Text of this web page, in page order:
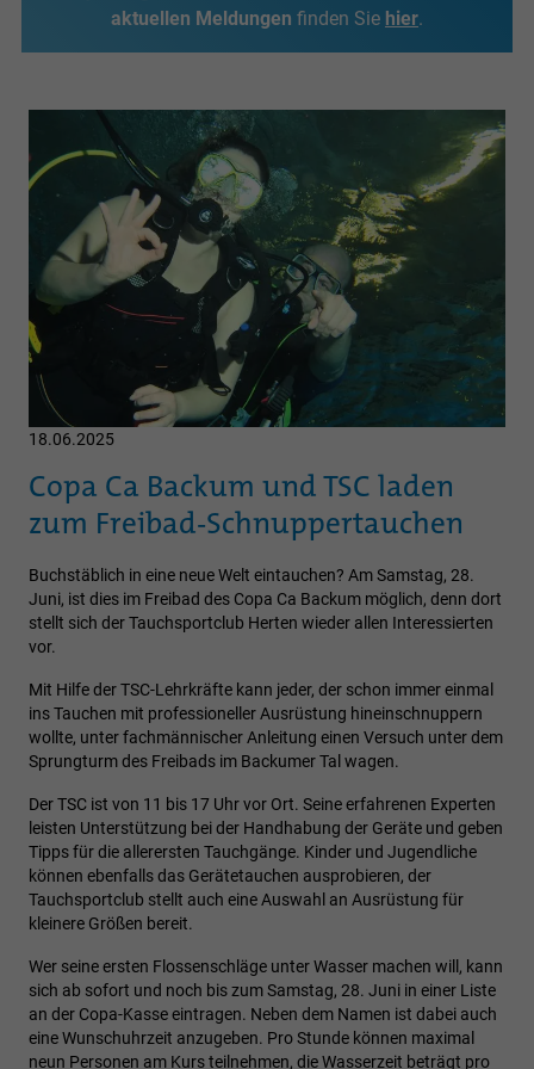
aktuellen Meldungen finden Sie hier.
18.06.2025
Copa Ca Backum und TSC laden
zum Freibad-Schnuppertauchen
Buchstäblich in eine neue Welt eintauchen? Am Samstag, 28.
Juni, ist dies im Freibad des Copa Ca Backum möglich, denn dort
stellt sich der Tauchsportclub Herten wieder allen Interessierten
vor.
Mit Hilfe der TSC-Lehrkräfte kann jeder, der schon immer einmal
ins Tauchen mit professioneller Ausrüstung hineinschnuppern
wollte, unter fachmännischer Anleitung einen Versuch unter dem
Sprungturm des Freibads im Backumer Tal wagen.
Der TSC ist von 11 bis 17 Uhr vor Ort. Seine erfahrenen Experten
leisten Unterstützung bei der Handhabung der Geräte und geben
Tipps für die allerersten Tauchgänge. Kinder und Jugendliche
können ebenfalls das Gerätetauchen ausprobieren, der
Tauchsportclub stellt auch eine Auswahl an Ausrüstung für
kleinere Größen bereit.
Wer seine ersten Flossenschläge unter Wasser machen will, kann
sich ab sofort und noch bis zum Samstag, 28. Juni in einer Liste
an der Copa-Kasse eintragen. Neben dem Namen ist dabei auch
eine Wunschuhrzeit anzugeben. Pro Stunde können maximal
neun Personen am Kurs teilnehmen, die Wasserzeit beträgt pro